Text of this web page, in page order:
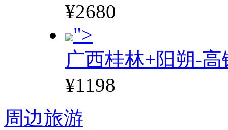
¥2680
">
广西桂林+阳朔-高
¥1198
周边旅游